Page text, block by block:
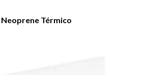
Neoprene Térmico